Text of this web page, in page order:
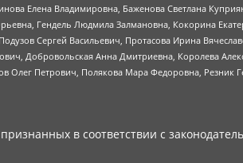
Елена Владимировна, Баженова Светлана
Гендель Людмила Залмановна, Кокорина
Сергей Васильевич, Протасова Ирина
Добровольская Анна Дмитриевна, Королева
Петрович, Полякова Мара Федоровна, Резник
в соответствии с